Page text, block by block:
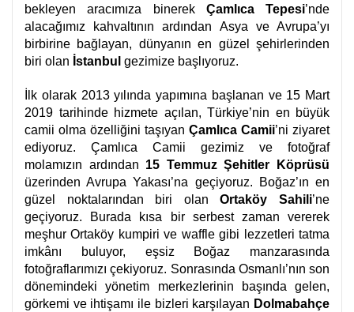
bekleyen aracımıza binerekÇamlıca Tepesi’nde
alacağımız kahvaltının ardından Asya ve Avrupa’yı
birbirine bağlayan, dünyanın en güzel şehirlerinden
biri olan İstanbul gezimize başlıyoruz.
İlk olarak 2013 yılında yapımına başlanan ve 15 Mart
2019 tarihinde hizmete açılan, Türkiye’nin en büyük
camii olma özelliğini taşıyan Çamlıca Camii’ni ziyaret
ediyoruz. Çamlıca Camii gezimiz ve fotoğraf
molamızın ardından 15 Temmuz Şehitler Köprüsü
üzerinden Avrupa Yakası’na geçiyoruz. Boğaz’ın en
güzel noktalarından biri olanOrtaköy Sahili’ne
geçiyoruz. Burada kısa bir serbest zaman vererek
meşhur Ortaköy kumpiri ve waffle gibi lezzetleri tatma
imkânı buluyor, eşsiz Boğaz manzarasında
fotoğraflarımızı çekiyoruz. Sonrasında Osmanlı’nın son
dönemindeki yönetim merkezlerinin başında gelen,
görkemi ve ihtişamı ile bizleri karşılayan Dolmabahçe